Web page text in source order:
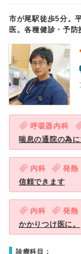
市が尾駅徒歩5分。
医。各種健診・予防
呼吸器内科
喘息の通院の為に
内科 発熱
信頼できます
内科 発熱
かかりつけ医に。
診療科目：